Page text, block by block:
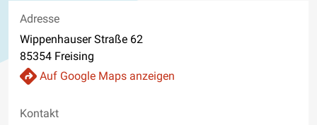
Adresse
Wippenhauser Straße 62
85354 Freising
Auf Google Maps anzeigen
Kontakt